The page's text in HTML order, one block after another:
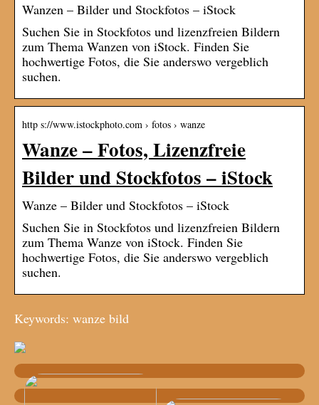
Wanzen – Bilder und Stockfotos – iStock
Suchen Sie in Stockfotos und lizenzfreien Bildern
zum Thema Wanzen von iStock. Finden Sie
hochwertige Fotos, die Sie anderswo vergeblich
suchen.
http s://www.istockphoto.com › fotos › wanze
Wanze – Fotos, Lizenzfreie
Bilder und Stockfotos – iStock
Wanze – Bilder und Stockfotos – iStock
Suchen Sie in Stockfotos und lizenzfreien Bildern
zum Thema Wanze von iStock. Finden Sie
hochwertige Fotos, die Sie anderswo vergeblich
suchen.
Keywords: wanze bild